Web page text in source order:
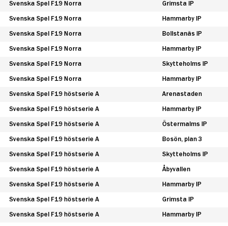
Svenska Spel F19 Norra Grimsta IP
Svenska Spel F19 Norra Hammarby IP
Svenska Spel F19 Norra Bollstanäs IP
Svenska Spel F19 Norra Hammarby IP
Svenska Spel F19 Norra Skytteholms IP
Svenska Spel F19 Norra Hammarby IP
Svenska Spel F19 höstserie A Arenastaden
Svenska Spel F19 höstserie A Hammarby IP
Svenska Spel F19 höstserie A Östermalms IP
Svenska Spel F19 höstserie A Bosön, plan 3
Svenska Spel F19 höstserie A Skytteholms IP
Svenska Spel F19 höstserie A Åbyvallen
Svenska Spel F19 höstserie A Hammarby IP
Svenska Spel F19 höstserie A Grimsta IP
Svenska Spel F19 höstserie A Hammarby IP